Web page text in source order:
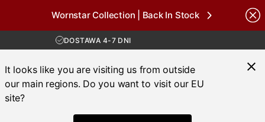
Wornstar Collection | Back In Stock
DARMOWA WYSYŁKA POWYŻEJ 450 ZŁ
DOSTAWA 4-7 DNI
DARMOWA WYSYŁKA POWYŻEJ 450 ZŁ
It looks like you are visiting us from outside
our main regions. Do you want to visit our EU
site?